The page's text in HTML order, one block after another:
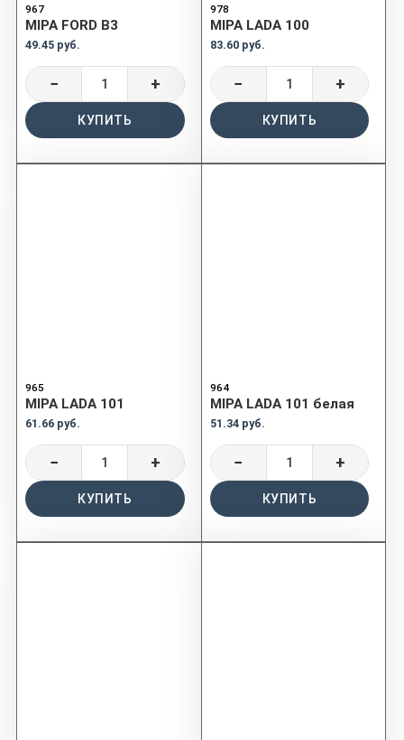
967
MIPA FORD B3
49.45 руб.
− +
КУПИТЬ
978
MIPA LADA 100
83.60 руб.
− +
КУПИТЬ
965
MIPA LADA 101
61.66 руб.
− +
КУПИТЬ
964
MIPA LADA 101 белая
51.34 руб.
− +
КУПИТЬ